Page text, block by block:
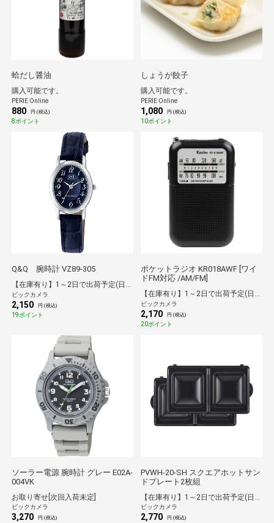
蛤だし醤油
購入可能です。
PERIE Online
880 円 (税込)
8ポイント
しょうが餃子
購入可能です。
PERIE Online
1,080 円 (税込)
10ポイント
Q&Q 腕時計 VZ89-305
【在庫有り】1～2日で出荷予定(日付指定可)
ビックカメラ
2,150 円 (税込)
19ポイント
ポケットラジオ KR018AWF [ワイ
ドFM対応 /AM/FM]
【在庫有り】1～2日で出荷予定(日付指定可)
ビックカメラ
2,170 円 (税込)
20ポイント
ソーラー電源 腕時計 グレー E02A-
004VK
お取り寄せ[次回入荷未定]
ビックカメラ
3,270 円 (税込)
PVWH-20-SH スクエアホットサン
ドプレート2枚組
ビックカメラ
2,770 円 (税込)